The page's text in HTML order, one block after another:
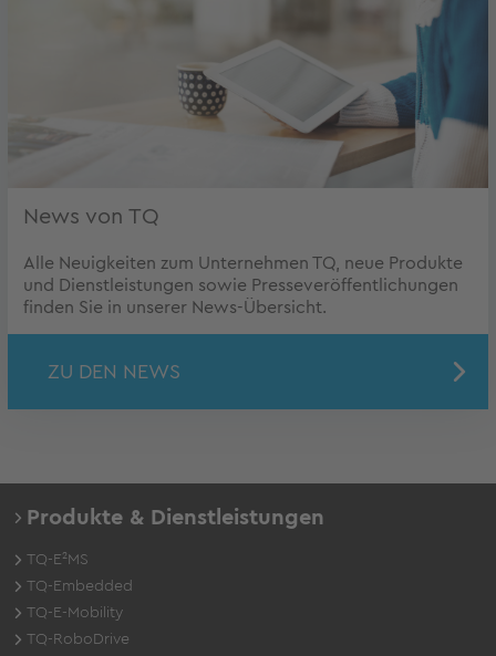
News von TQ
Alle Neuigkeiten zum Unternehmen TQ, neue Produkte
und Dienstleistungen sowie Presseveröffentlichungen
finden Sie in unserer News-Übersicht.
ZU DEN NEWS
Produkte & Dienstleistungen
TQ-E²MS
TQ-Embedded
TQ-E-Mobility
TQ-RoboDrive